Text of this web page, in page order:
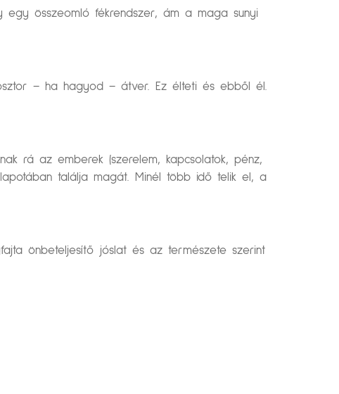
egy összeomló fékrendszer, ám a maga sunyi
– ha hagyod – átver. Ez élteti és ebből él.
rá az emberek (szerelem, kapcsolatok, pénz,
találja magát. Minél több idő telik el, a
önbeteljesítő jóslat és az természete szerint